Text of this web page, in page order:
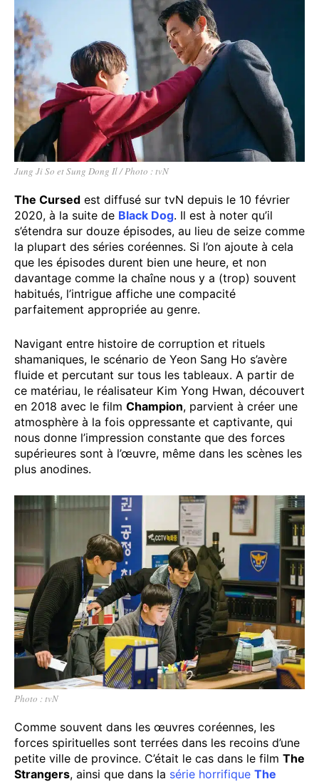
Jung Ji So et Sung Dong Il / Photo : tvN
The Cursed est diffusé sur tvN depuis le 10 février
2020, à la suite de Black Dog. Il est à noter qu’il
s’étendra sur douze épisodes, au lieu de seize comme
la plupart des séries coréennes. Si l’on ajoute à cela
que les épisodes durent bien une heure, et non
davantage comme la chaîne nous y a (trop) souvent
habitués, l’intrigue affiche une compacité
parfaitement appropriée au genre.
Navigant entre histoire de corruption et rituels
shamaniques, le scénario de Yeon Sang Ho s’avère
fluide et percutant sur tous les tableaux. A partir de
ce matériau, le réalisateur Kim Yong Hwan, découvert
en 2018 avec le film Champion, parvient à créer une
atmosphère à la fois oppressante et captivante, qui
nous donne l’impression constante que des forces
supérieures sont à l’œuvre, même dans les scènes les
plus anodines.
Photo : tvN
Comme souvent dans les œuvres coréennes, les
forces spirituelles sont terrées dans les recoins d’une
petite ville de province. C’était le cas dans le film The
Strangers, ainsi que dans la série horrifique The